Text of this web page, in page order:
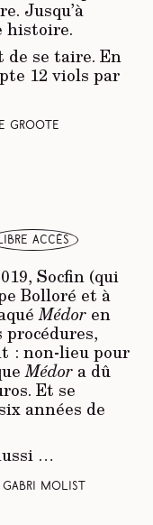
Jusqu’à
histoire.
se taire. En
12 viols par
Groote
libre accès
Socfin (qui
Bolloré et à
Médoren
: non-lieu pour
Médora dû
Et se
années de
…
Gabri Molist